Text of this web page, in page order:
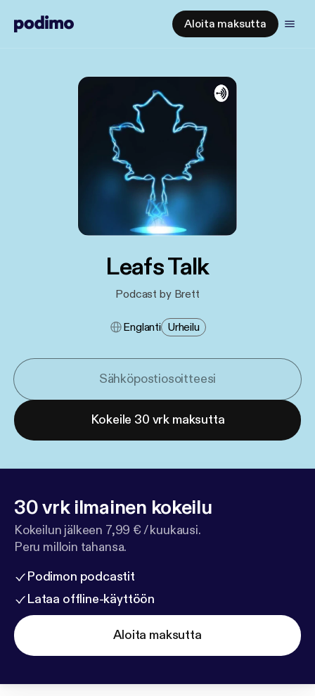
Aloita maksutta
Leafs Talk
Podcast by Brett
Englanti Urheilu
Kokeile 30 vrk maksutta
30 vrk ilmainen kokeilu
Kokeilun jälkeen 7,99 € / kuukausi.
Peru milloin tahansa.
Podimon podcastit
Lataa offline-käyttöön
Aloita maksutta